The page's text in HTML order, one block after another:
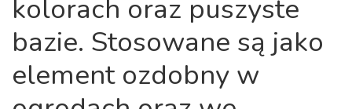
kolorach oraz puszyste
bazie. Stosowane są jako
element ozdobny w